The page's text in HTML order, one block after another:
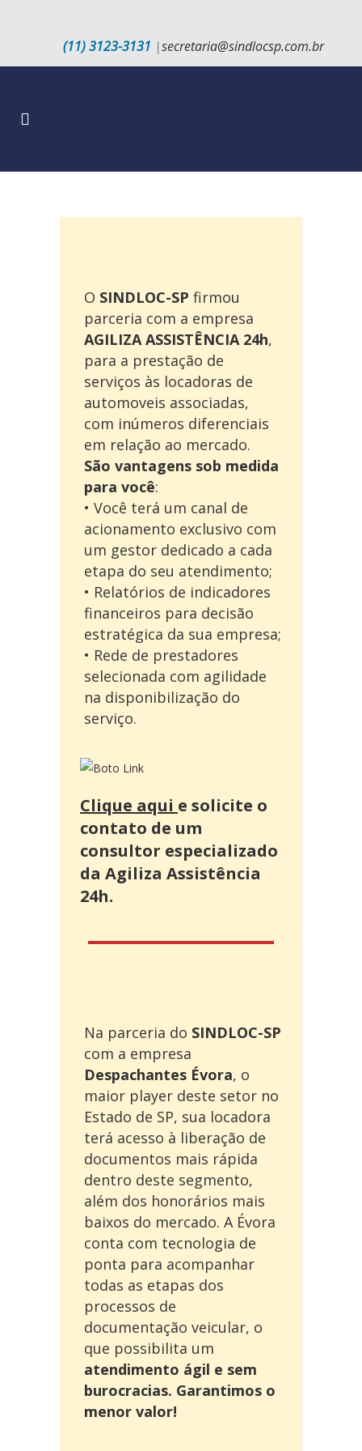
(11) 3123-3131 |secretaria@sindlocsp.com.br
O SINDLOC-SP firmou
parceria com a empresa
AGILIZA ASSISTÊNCIA 24h,
para a prestação de
serviços às locadoras de
automoveis associadas,
com inúmeros diferenciais
em relação ao mercado.
São vantagens sob medida
para você:
• Você terá um canal de
acionamento exclusivo com
um gestor dedicado a cada
etapa do seu atendimento;
• Relatórios de indicadores
financeiros para decisão
estratégica da sua empresa;
• Rede de prestadores
selecionada com agilidade
na disponibilização do
serviço.
Clique aqui e solicite o
contato de um
consultor especializado
da Agiliza Assistência
24h.
Na parceria do SINDLOC-SP
com a empresa
Despachantes Évora, o
maior player deste setor no
Estado de SP, sua locadora
terá acesso à liberação de
documentos mais rápida
dentro deste segmento,
além dos honorários mais
baixos do mercado. A Évora
conta com tecnologia de
ponta para acompanhar
todas as etapas dos
processos de
documentação veicular, o
que possibilita um
atendimento ágil e sem
burocracias. Garantimos o
menor valor!